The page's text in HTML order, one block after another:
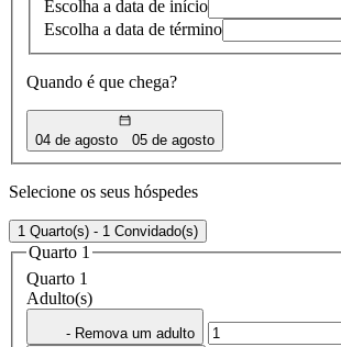
Escolha a data de início
Escolha a data de término
Quando é que chega?
04 de agosto 05 de agosto
Selecione os seus hóspedes
1 Quarto(s) - 1 Convidado(s)
Quarto 1
Quarto 1
Adulto(s)
- Remova um adulto